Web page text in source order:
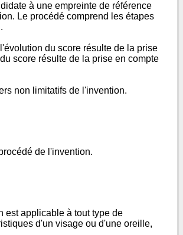
à une empreinte de référence
Le procédé comprend les étapes
du score résulte de la prise
score résulte de la prise en compte
non limitatifs de l'invention.
de l'invention.
est applicable à tout type de
d'un visage ou d'une oreille,